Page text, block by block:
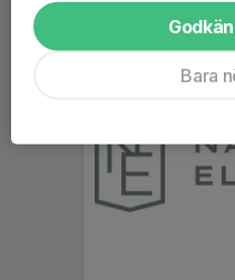
Bara